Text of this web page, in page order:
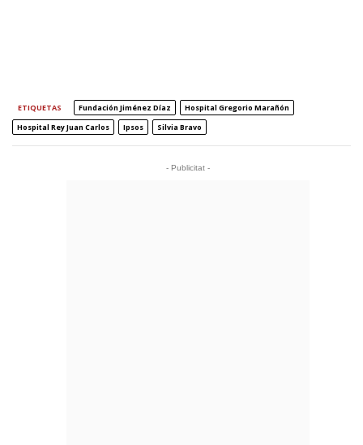
ETIQUETAS Fundación Jiménez Díaz
Hospital Gregorio Marañón
Hospital Rey Juan Carlos
Ipsos Silvia Bravo
- Publicitat -